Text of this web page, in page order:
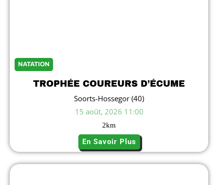
NATATION
TROPHÉE COUREURS D’ÉCUME
Soorts-Hossegor (40)
15 août, 2026 11:00
2km
En Savoir Plus